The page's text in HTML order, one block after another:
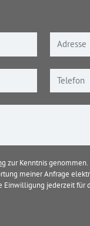
zur Kenntnis
meiner Anfrage
Einwilligung jederzeit für